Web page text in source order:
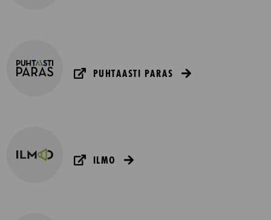
PUHTAASTI PARAS
ILMO